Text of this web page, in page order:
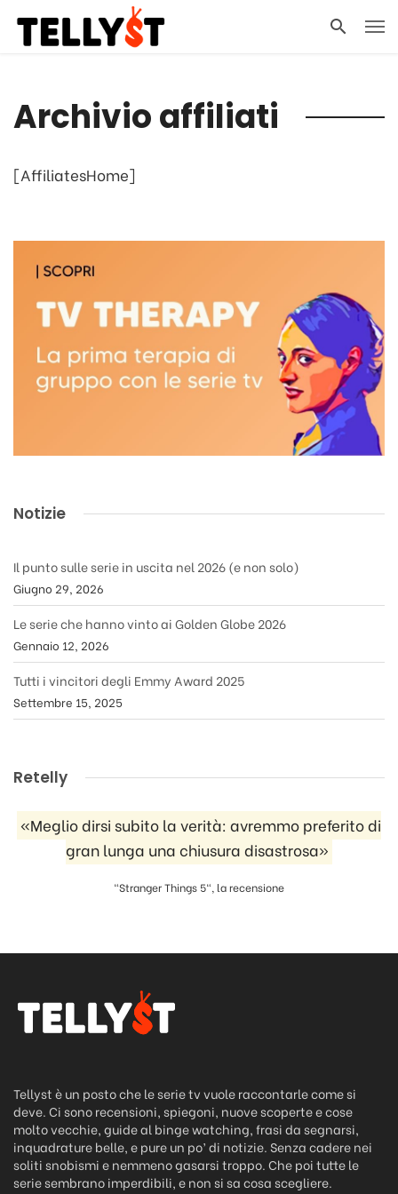
Archivio affiliati
[AffiliatesHome]
Notizie
Il punto sulle serie in uscita nel 2026 (e non solo)
Giugno 29, 2026
Le serie che hanno vinto ai Golden Globe 2026
Gennaio 12, 2026
Tutti i vincitori degli Emmy Award 2025
Settembre 15, 2025
Retelly
«Meglio dirsi subito la verità: avremmo preferito di
gran lunga una chiusura disastrosa»
"Stranger Things 5", la recensione
Tellyst è un posto che le serie tv vuole raccontarle come si
deve. Ci sono recensioni, spiegoni, nuove scoperte e cose
molto vecchie, guide al binge watching, frasi da segnarsi,
inquadrature belle, e pure un po’ di notizie. Senza cadere nei
soliti snobismi e nemmeno gasarsi troppo. Che poi tutte le
serie sembrano imperdibili, e non si sa cosa scegliere.